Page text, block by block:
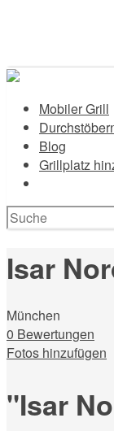
Mobiler Grill
Blog
Grillplatz
Suchen
nach:
Isar
München
0 Bewertungen
Fotos hinzufügen
"Isar